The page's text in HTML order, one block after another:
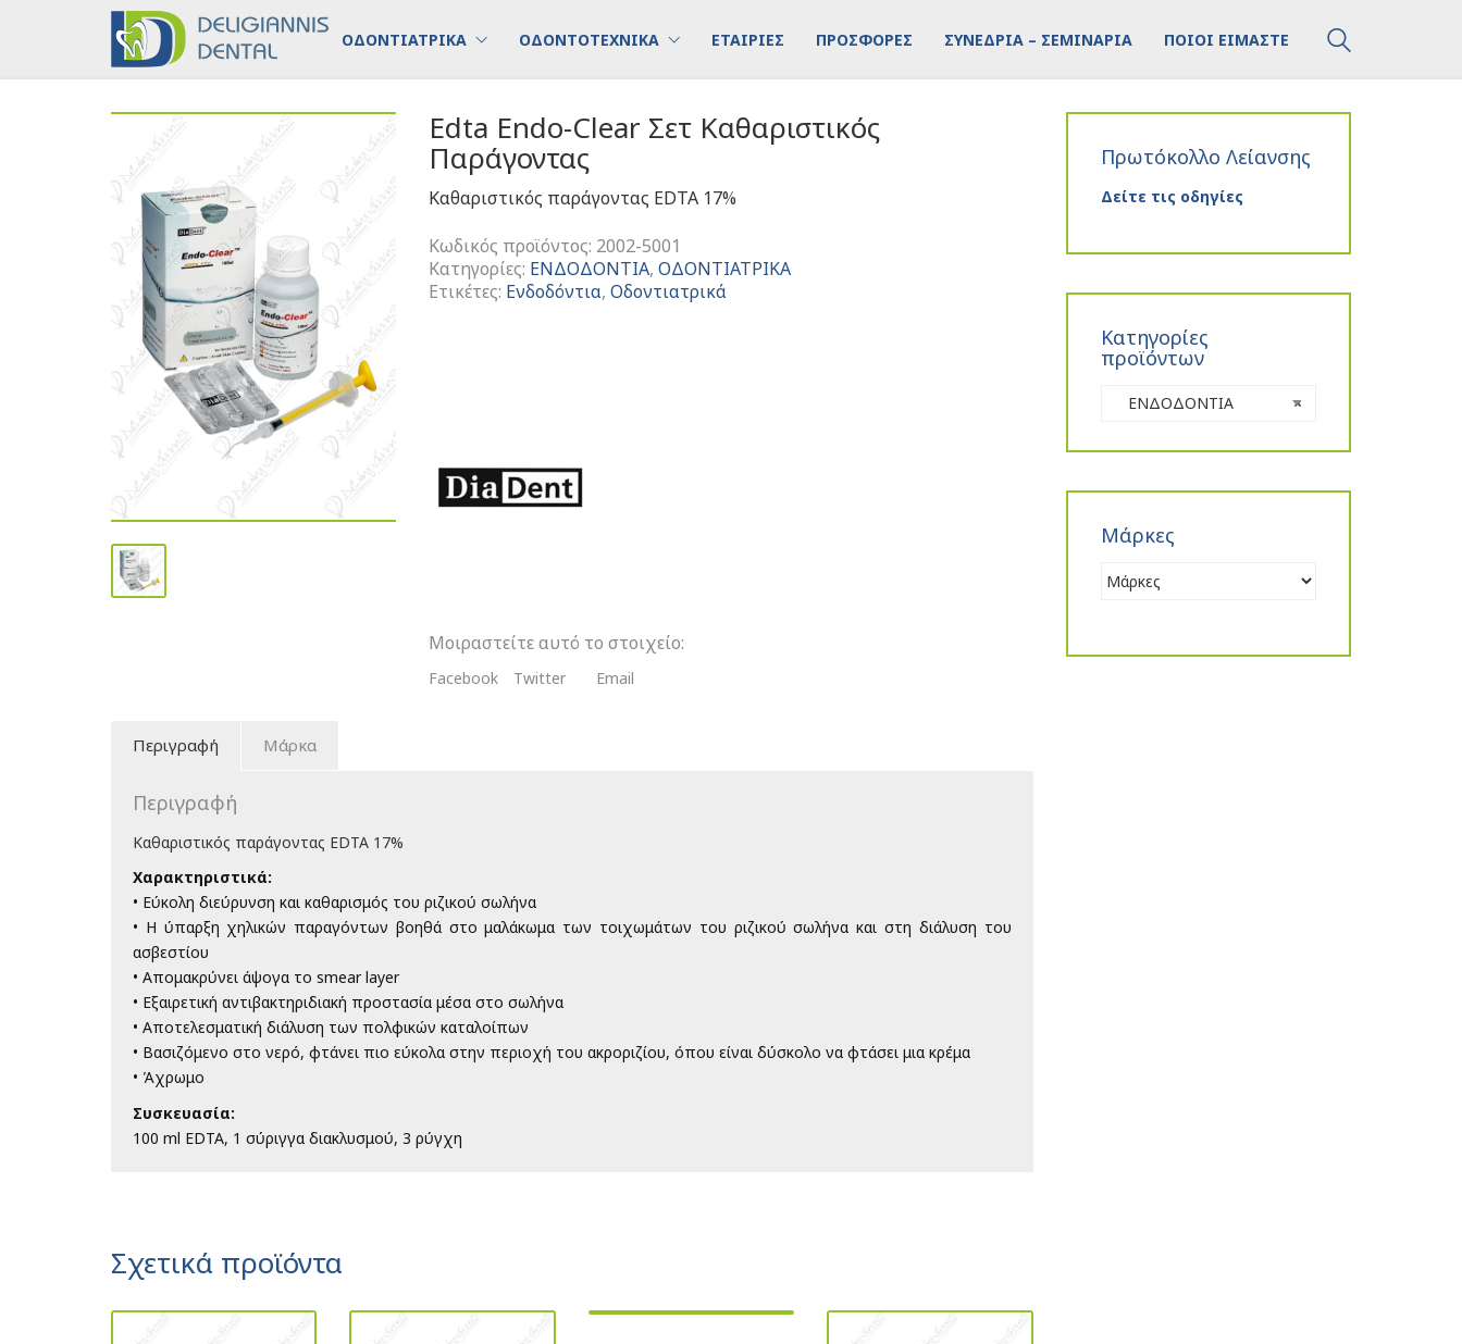
ΟΔΟΝΤΙΑΤΡΙΚΑ ΟΔΟΝΤΟΤΕΧΝΙΚΑ ΕΤΑΙΡΙΕΣ ΠΡΟΣΦΟΡΕΣ ΣΥΝΕΔΡΙΑ – ΣΕΜΙΝΑΡΙΑ ΠΟΙΟΙ ΕΙΜΑΣΤΕ
Edta Endo-Clear Σετ Καθαριστικός
Παράγοντας
Καθαριστικός παράγοντας EDTA 17%
Κωδικός προϊόντος: 2002-5001
Κατηγορίες: ΕΝΔΟΔΟΝΤΙΑ,ΟΔΟΝΤΙΑΤΡΙΚΑ
Ετικέτες: Ενδοδόντια,Οδοντιατρικά
Καθαριστικός
Παράγοντας
Μοιραστείτε αυτό το στοιχείο:
Facebook Twitter Email
Περιγραφή Μάρκα
Περιγραφή
Καθαριστικός παράγοντας EDTA 17%
Χαρακτηριστικά:
• Εύκολη διεύρυνση και καθαρισμός του ριζικού σωλήνα
• Η ύπαρξη χηλικών παραγόντων βοηθά στο μαλάκωμα των τοιχωμάτων του ριζικού σωλήνα και στη διάλυση του
ασβεστίου
• Απομακρύνει άψογα το smear layer
• Εξαιρετική αντιβακτηριδιακή προστασία μέσα στο σωλήνα
• Αποτελεσματική διάλυση των πολφικών καταλοίπων
• Βασιζόμενο στο νερό, φτάνει πιο εύκολα στην περιοχή του ακροριζίου, όπου είναι δύσκολο να φτάσει μια κρέμα
• Άχρωμο
Συσκευασία:
100 ml EDTA, 1 σύριγγα διακλυσμού, 3 ρύγχη
Σχετικά προϊόντα
Πρωτόκολλο Λείανσης
Δείτε τις οδηγίες
Κατηγορίες
προϊόντων
×
ΕΝΔΟΔΟΝΤΙΑ
Μάρκες